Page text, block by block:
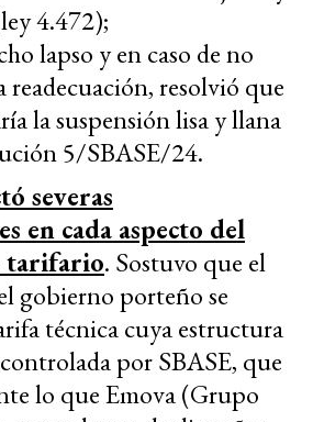
4.472);
lapso y en caso de no
readecuación, resolvió que
la suspensión lisa y llana
5/SBASE/24.
severas
en cada aspecto del
tarifario. Sostuvo que el
gobierno porteño se
técnica cuya estructura
por SBASE, que
lo que Emova (Grupo